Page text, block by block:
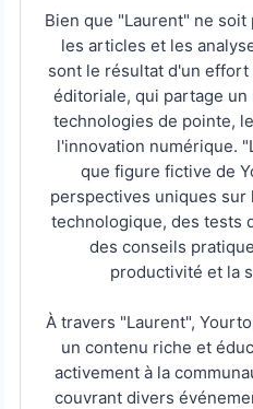
Bien que "Laurent" ne
les articles et les
sont le résultat d'un
éditoriale, qui partage
technologies de pointe,
l'innovation numérique.
que figure fictive de
perspectives uniques
technologique, des tests
des conseils
productivité et la
À travers "Laurent",
un contenu riche et
activement à la
couvrant divers